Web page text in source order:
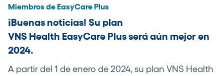
Miembros de EasyCare Plus
¡Buenas noticias! Su plan
VNS Health EasyCare Plus será aún mejor en
2024.
A partir del 1 de enero de 2024, su plan VNS Health